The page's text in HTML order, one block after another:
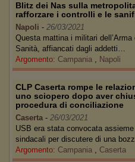
Blitz dei Nas sulla
rafforzare i controlli e le
Napoli - 26/03/2021
Questa mattina i militari
Sanità, affiancati dagli addetti…
Argomento: Campania , Napoli
CLP Caserta rompe le
uno sciopero dopo aver
procedura di conciliazione
Caserta - 26/03/2021
USB era stata convocata
sindacali per discutere di una
Argomento: Campania , Caserta